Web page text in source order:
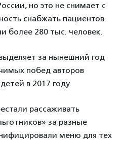
но это не снимает с
снабжать пациентов.
более 280 тыс. человек.
за нынешний год
побед авторов
в 2017 году.
рассаживать
за разные
меню для тех